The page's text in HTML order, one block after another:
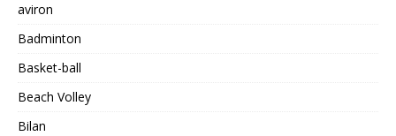
aviron
Badminton
Basket-ball
Beach Volley
Bilan